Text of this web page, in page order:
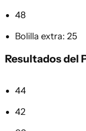
48
Bolilla extra: 25
Resultados del
44
42